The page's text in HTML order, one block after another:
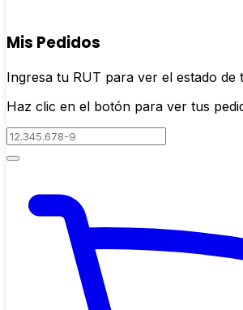
Mis Pedidos
Ingresa tu RUT para ver el estado de
Haz clic en el botón para ver tus